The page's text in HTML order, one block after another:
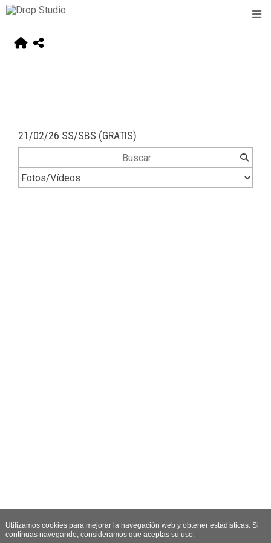
21/02/26 SS/SBS (GRATIS)
Utilizamos cookies para mejorar la navegación web y obtener estadísticas. Si
continuas navegando, consideramos que aceptas su uso.